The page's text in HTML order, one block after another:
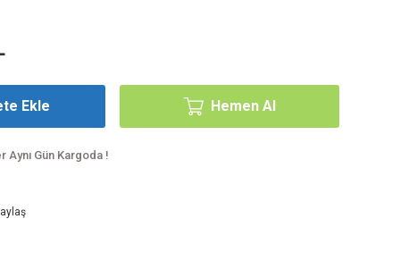
Ekle Hemen Al
Aynı Gün Kargoda !